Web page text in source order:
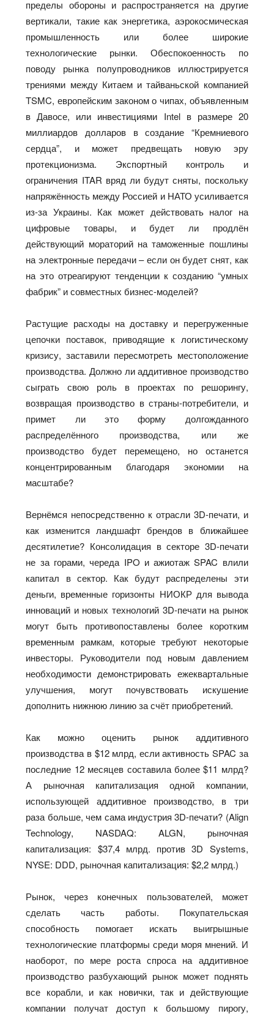
пределы обороны и распространяется на другие
вертикали, такие как энергетика, аэрокосмическая
промышленность или более широкие
технологические рынки. Обеспокоенность по
поводу рынка полупроводников иллюстрируется
трениями между Китаем и тайваньской компанией
TSMC, европейским законом о чипах, объявленным
в Давосе, или инвестициями Intel в размере 20
миллиардов долларов в создание “Кремниевого
сердца”, и может предвещать новую эру
протекционизма. Экспортный контроль и
ограничения ITAR вряд ли будут сняты, поскольку
напряжённость между Россией и НАТО усиливается
из-за Украины. Как может действовать налог на
цифровые товары, и будет ли продлён
действующий мораторий на таможенные пошлины
на электронные передачи – если он будет снят, как
на это отреагируют тенденции к созданию “умных
фабрик” и совместных бизнес-моделей?
Растущие расходы на доставку и перегруженные
цепочки поставок, приводящие к логистическому
кризису, заставили пересмотреть местоположение
производства. Должно ли аддитивное производство
сыграть свою роль в проектах по решорингу,
возвращая производство в страны-потребители, и
примет ли это форму долгожданного
распределённого производства, или же
производство будет перемещено, но останется
концентрированным благодаря экономии на
масштабе?
Вернёмся непосредственно к отрасли 3D-печати, и
как изменится ландшафт брендов в ближайшее
десятилетие? Консолидация в секторе 3D-печати
не за горами, череда IPO и ажиотаж SPAC влили
капитал в сектор. Как будут распределены эти
деньги, временные горизонты НИОКР для вывода
инноваций и новых технологий 3D-печати на рынок
могут быть противопоставлены более коротким
временным рамкам, которые требуют некоторые
инвесторы. Руководители под новым давлением
необходимости демонстрировать ежеквартальные
улучшения, могут почувствовать искушение
дополнить нижнюю линию за счёт приобретений.
Как можно оценить рынок аддитивного
производства в $12 млрд, если активность SPAC за
последние 12 месяцев составила более $11 млрд?
А рыночная капитализация одной компании,
использующей аддитивное производство, в три
раза больше, чем сама индустрия 3D-печати? (Align
Technology, NASDAQ: ALGN, рыночная
капитализация: $37,4 млрд. против 3D Systems,
NYSE: DDD, рыночная капитализация: $2,2 млрд.)
Рынок, через конечных пользователей, может
сделать часть работы. Покупательская
способность помогает искать выигрышные
технологические платформы среди моря мнений. И
наоборот, по мере роста спроса на аддитивное
производство разбухающий рынок может поднять
все корабли, и как новички, так и действующие
компании получат доступ к большому пирогу,